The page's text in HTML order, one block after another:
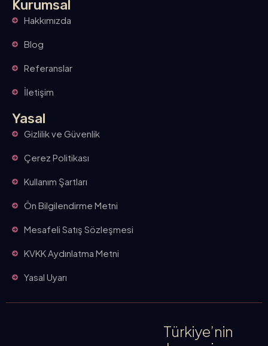
Kurumsal
Hakkımızda
Blog
Referanslar
İletişim
Yasal
Gizlilik ve Güvenlik
Çerez Politikası
Kullanım Şartları
Ön Bilgilendirme Metni
Mesafeli Satış Sözleşmesi
KVKK Aydınlatma Metni
Yasal Uyarı
Türkiye’nin